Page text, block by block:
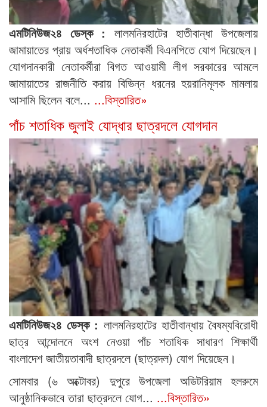
এমটিনিউজ২৪ ডেস্ক : লালমনিরহাটের হাতীবান্ধা উপজেলায়
জামায়াতের প্রায় অর্ধশতাধিক নেতাকর্মী বিএনপিতে যোগ দিয়েছেন।
যোগদানকারী নেতাকর্মীরা বিগত আওয়ামী লীগ সরকারের আমলে
জামায়াতের রাজনীতি করায় বিভিন্ন ধরনের হয়রানিমূলক মামলায়
আসামি ছিলেন বলে... ...বিস্তারিত»
পাঁচ শতাধিক জুলাই যোদ্ধার ছাত্রদলে যোগদান
এমটিনিউজ২৪ ডেস্ক : লালমনিরহাটের হাতীবান্ধায় বৈষম্যবিরোধী
ছাত্র আন্দোলনে অংশ নেওয়া পাঁচ শতাধিক সাধারণ শিক্ষার্থী
বাংলাদেশ জাতীয়তাবাদী ছাত্রদলে (ছাত্রদল) যোগ দিয়েছেন।
সোমবার (৬ অক্টোবর) দুপুরে উপজেলা অডিটরিয়াম হলরুমে
আনুষ্ঠানিকভাবে তারা ছাত্রদলে যোগ... ...বিস্তারিত»